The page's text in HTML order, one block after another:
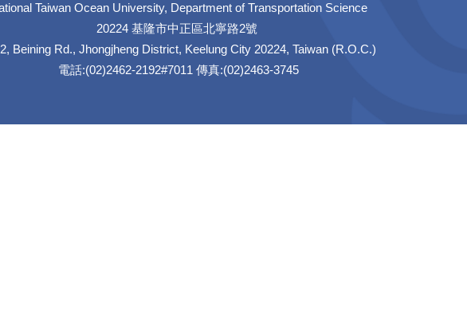
Taiwan Ocean University, Department of Transportation Science
20224 基隆市中正區北寧路2號
Beining Rd., Jhongjheng District, Keelung City 20224, Taiwan (R.O.C.)
電話:(02)2462-2192#7011 傳真:(02)2463-3745